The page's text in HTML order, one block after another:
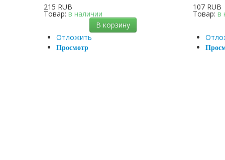
215 RUB
Товар: в наличии
В корзину
Отложить
Просмотр
107 RUB
Товар:в